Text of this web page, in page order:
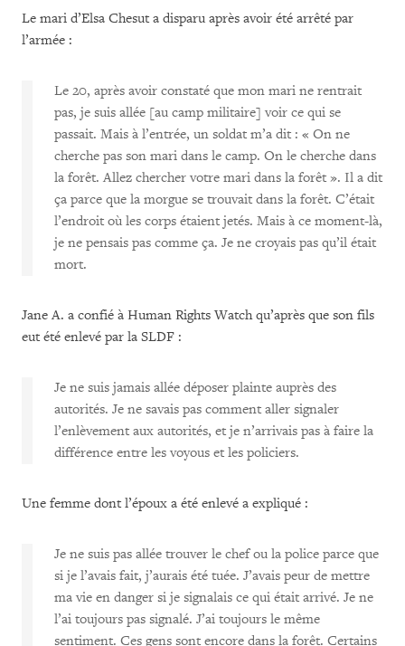
Le mari d’Elsa Chesut a disparu après avoir été arrêté par
l’armée :
Le 20, après avoir constaté que mon mari ne rentrait
pas, je suis allée [au camp militaire] voir ce qui se
passait. Mais à l’entrée, un soldat m’a dit : « On ne
cherche pas son mari dans le camp. On le cherche dans
la forêt. Allez chercher votre mari dans la forêt ». Il a dit
ça parce que la morgue se trouvait dans la forêt. C’était
l’endroit où les corps étaient jetés. Mais à ce moment-là,
je ne pensais pas comme ça. Je ne croyais pas qu’il était
mort.
Jane A. a confié à Human Rights Watch qu’après que son fils
eut été enlevé par la SLDF :
Je ne suis jamais allée déposer plainte auprès des
autorités. Je ne savais pas comment aller signaler
l’enlèvement aux autorités, et je n’arrivais pas à faire la
différence entre les voyous et les policiers.
Une femme dont l’époux a été enlevé a expliqué :
Je ne suis pas allée trouver le chef ou la police parce que
si je l’avais fait, j’aurais été tuée. J’avais peur de mettre
ma vie en danger si je signalais ce qui était arrivé. Je ne
l’ai toujours pas signalé. J’ai toujours le même
sentiment. Ces gens sont encore dans la forêt. Certains